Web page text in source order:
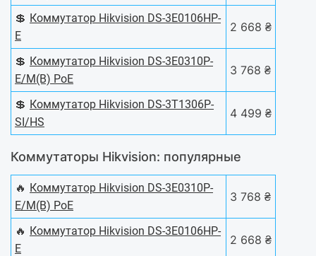
💲 Коммутатор Hikvision DS-3E0106HP-
E
2 668 ₴
💲 Коммутатор Hikvision DS-3E0310P-
E/M(B) PoE
3 768 ₴
💲 Коммутатор Hikvision DS-3T1306P-
SI/HS
4 499 ₴
Коммутаторы Hikvision: популярные
🔥 Коммутатор Hikvision DS-3E0310P-
E/M(B) PoE
3 768 ₴
🔥 Коммутатор Hikvision DS-3E0106HP-
E
2 668 ₴